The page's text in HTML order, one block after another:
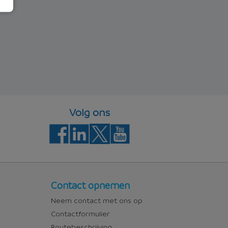
Volg ons
Contact
Contact opnemen
Neem contact met ons op
Contactformulier